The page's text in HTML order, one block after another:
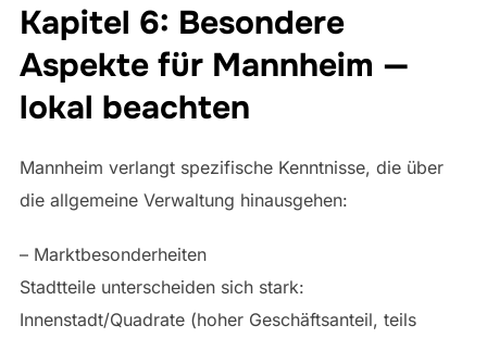
Kapitel 6: Besondere
Aspekte für Mannheim —
lokal beachten
Mannheim verlangt spezifische Kenntnisse, die über
die allgemeine Verwaltung hinausgehen:
– Marktbesonderheiten
Stadtteile unterscheiden sich stark:
Innenstadt/Quadrate (hoher Geschäftsanteil, teils